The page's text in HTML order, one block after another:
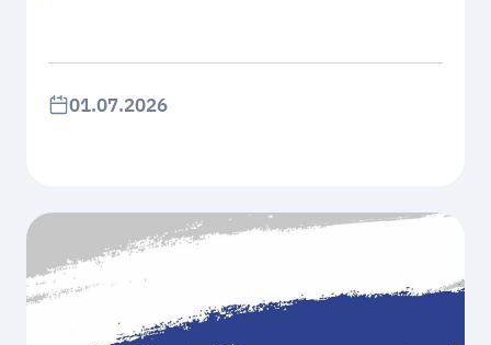
01.07.2026